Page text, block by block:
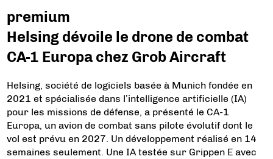
premium
Helsing dévoile le drone de combat
CA-1 Europa chez Grob Aircraft
Helsing, société de logiciels basée à Munich fondée en
2021 et spécialisée dans l’intelligence artificielle (IA)
pour les missions de défense, a présenté le CA-1
Europa, un avion de combat sans pilote évolutif dont le
vol est prévu en 2027. Un développement réalisé en 14
semaines seulement. Une IA testée sur Grippen E avec